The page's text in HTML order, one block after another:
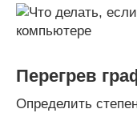
Перегрев
Определить